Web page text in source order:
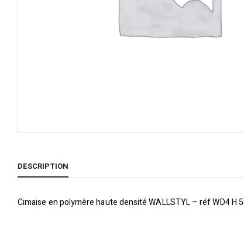
DESCRIPTION
Cimaise en polymère haute densité WALLSTYL – réf WD4 H